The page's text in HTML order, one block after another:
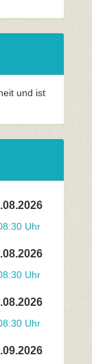
und ist
Uhr
Uhr
Uhr